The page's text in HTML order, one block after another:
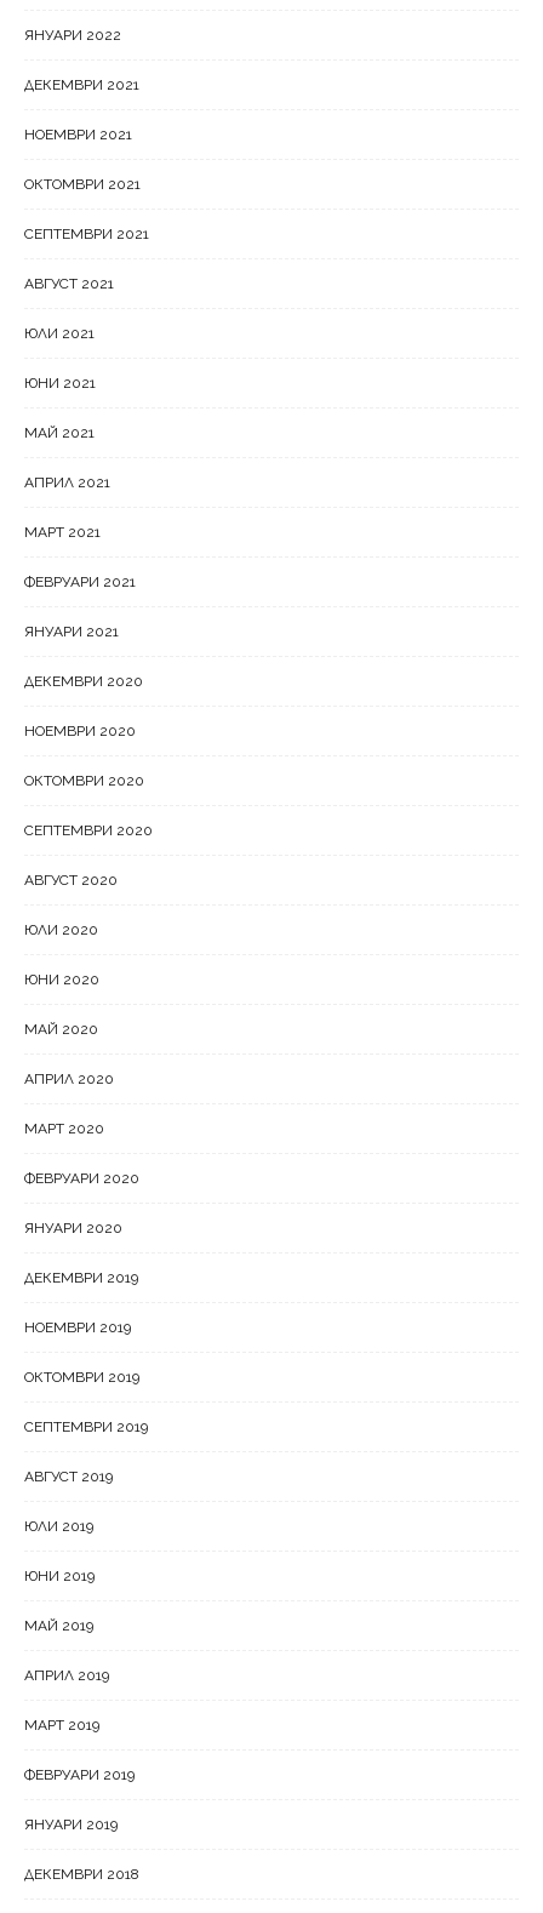
ЯНУАРИ 2022
ДЕКЕМВРИ 2021
НОЕМВРИ 2021
ОКТОМВРИ 2021
СЕПТЕМВРИ 2021
АВГУСТ 2021
ЮЛИ 2021
ЮНИ 2021
МАЙ 2021
АПРИЛ 2021
МАРТ 2021
ФЕВРУАРИ 2021
ЯНУАРИ 2021
ДЕКЕМВРИ 2020
НОЕМВРИ 2020
ОКТОМВРИ 2020
СЕПТЕМВРИ 2020
АВГУСТ 2020
ЮЛИ 2020
ЮНИ 2020
МАЙ 2020
АПРИЛ 2020
МАРТ 2020
ФЕВРУАРИ 2020
ЯНУАРИ 2020
ДЕКЕМВРИ 2019
НОЕМВРИ 2019
ОКТОМВРИ 2019
СЕПТЕМВРИ 2019
АВГУСТ 2019
ЮЛИ 2019
ЮНИ 2019
МАЙ 2019
АПРИЛ 2019
МАРТ 2019
ФЕВРУАРИ 2019
ЯНУАРИ 2019
ДЕКЕМВРИ 2018